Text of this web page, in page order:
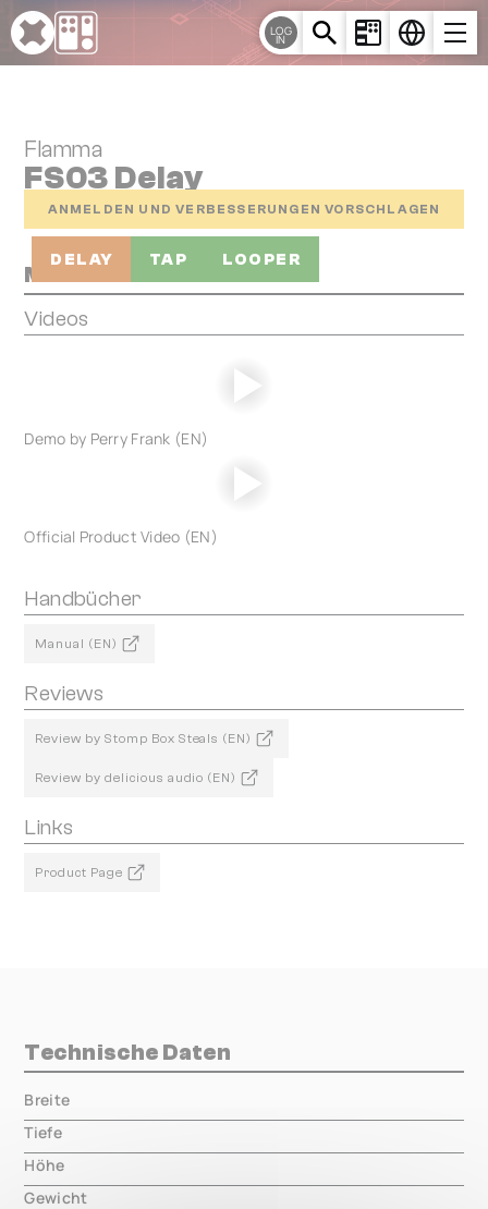
Cookie-Einstellungen
LOG
IN
Flamma
FS03 Delay
ANMELDEN UND VERBESSERUNGEN VORSCHLAGEN
DELAY TAP LOOPER
Media
Videos
Demo by Perry Frank (EN)
Official Product Video (EN)
Handbücher
Manual (EN)
Reviews
Review by Stomp Box Steals (EN)
Review by delicious audio (EN)
Links
Product Page
Technische Daten
Breite
Tiefe
Höhe
Gewicht